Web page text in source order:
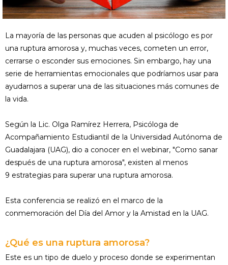
La mayoría de las personas que acuden al psicólogo es por
una ruptura amorosa y, muchas veces, cometen un error,
cerrarse o esconder sus emociones. Sin embargo, hay una
serie de herramientas emocionales que podríamos usar para
ayudarnos a superar una de las situaciones más comunes de
la vida.
Según la Lic. Olga Ramírez Herrera, Psicóloga de
Acompañamiento Estudiantil de la Universidad Autónoma de
Guadalajara (UAG), dio a conocer en el webinar, "Como sanar
después de una ruptura amorosa", existen al menos
9 estrategias para superar una ruptura amorosa.
Esta conferencia se realizó en el marco de la
conmemoración del Día del Amor y la Amistad en la UAG.
¿Qué es una ruptura amorosa?
Este es un tipo de duelo y proceso donde se experimentan